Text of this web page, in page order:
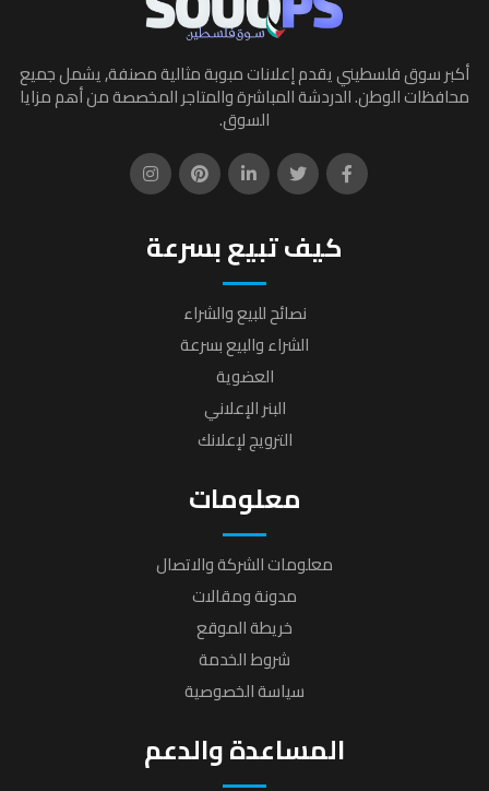
أكبر سوق فلسطيني يقدم إعلانات مبوبة مثالية مصنفة, يشمل جميع
محافظات الوطن. الدردشة المباشرة والمتاجر المخصصة من أهم مزايا
السوق.
كيف تبيع بسرعة
نصائح للبيع والشراء
الشراء والبيع بسرعة
العضوية
البنر الإعلاني
الترويج لإعلانك
معلومات
معلومات الشركة والاتصال
مدونة ومقالات
خريطة الموقع
شروط الخدمة
سياسة الخصوصية
المساعدة والدعم